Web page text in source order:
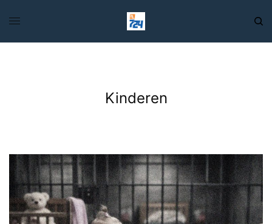
Kinderen